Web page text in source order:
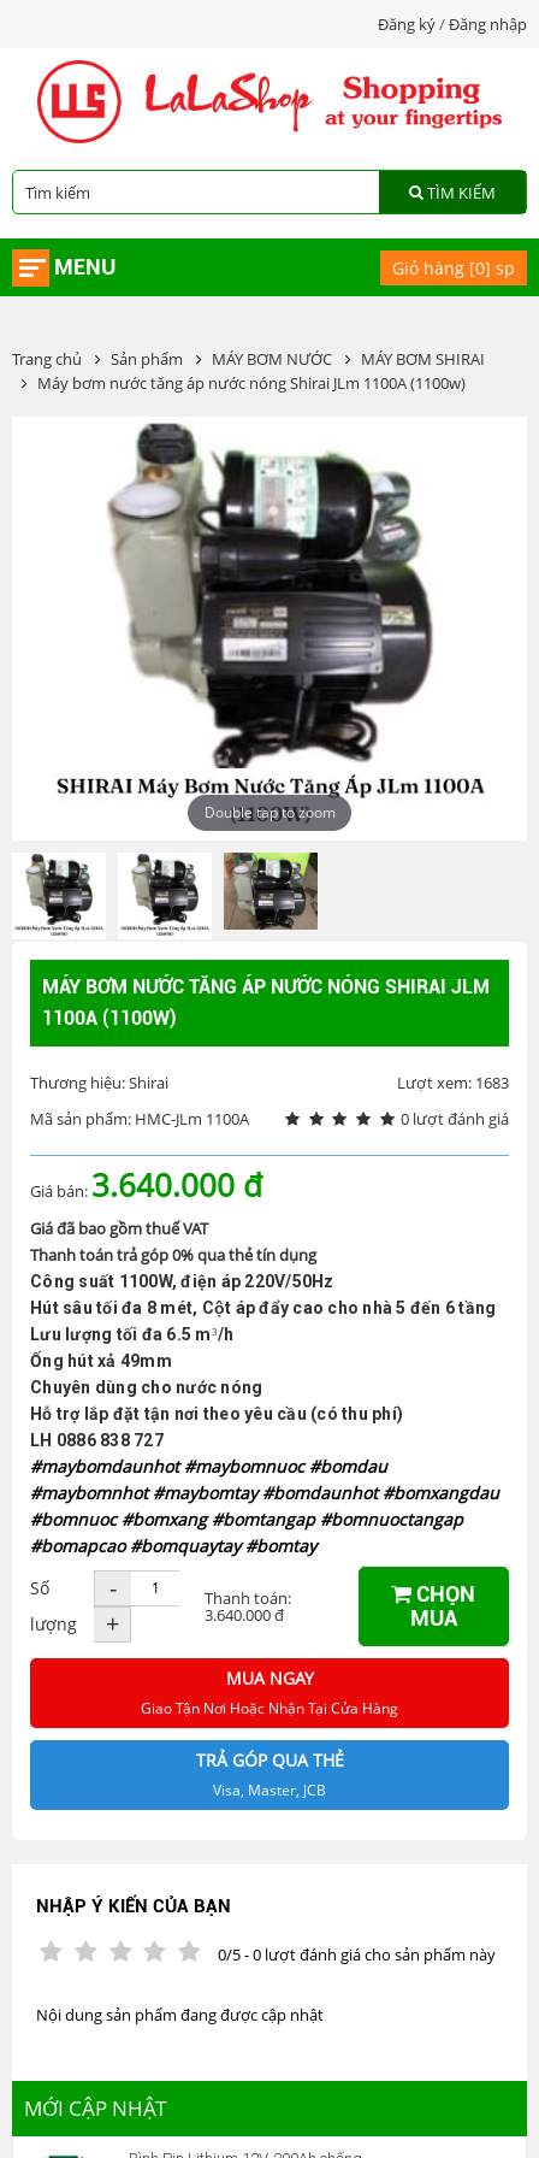
Đăng ký/Đăng nhập
TÌM KIẾM
MENU Giỏ hàng [0] sp
Trang chủ Sản phẩm MÁY BƠM NƯỚC
MÁY BƠM SHIRAI
Máy bơm nước tăng áp nước nóng Shirai JLm 1100A (1100w)
Double tap to zoom
MÁY BƠM NƯỚC TĂNG ÁP NƯỚC NÓNG SHIRAI JLM
1100A (1100W)
Thương hiệu: Shirai
Lượt xem: 1683
Mã sản phẩm: HMC-JLm 1100A
0 lượt đánh giá
Giá bán: 3.640.000 đ
Giá đã bao gồm thuế VAT
Thanh toán trả góp 0% qua thẻ tín dụng
Công suất 1100W, điện áp 220V/50Hz
Hút sâu tối đa 8 mét, Cột áp đẩy cao cho nhà 5 đến 6 tầng
Lưu lượng tối đa 6.5 m3/h
Ống hút xả 49mm
Chuyên dùng cho nước nóng
Hỗ trợ lắp đặt tận nơi theo yêu cầu (có thu phí)
LH 0886 838 727
#maybomdaunhot #maybomnuoc #bomdau
#maybomnhot #maybomtay #bomdaunhot #bomxangdau
#bomnuoc #bomxang #bomtangap #bomnuoctangap
#bomapcao #bomquaytay #bomtay
Số
lượng
-
+
Thanh toán:
3.640.000 đ
CHỌN
MUA
MUA NGAY
Giao Tận Nơi Hoặc Nhận Tại Cửa Hàng
TRẢ GÓP QUA THẺ
Visa, Master, JCB
NHẬP Ý KIẾN CỦA BẠN
0/5 - 0 lượt đánh giá cho sản phẩm này
Nội dung sản phẩm đang được cập nhật
MỚI CẬP NHẬT